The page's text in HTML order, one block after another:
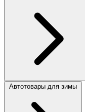
Автотовары для зимы